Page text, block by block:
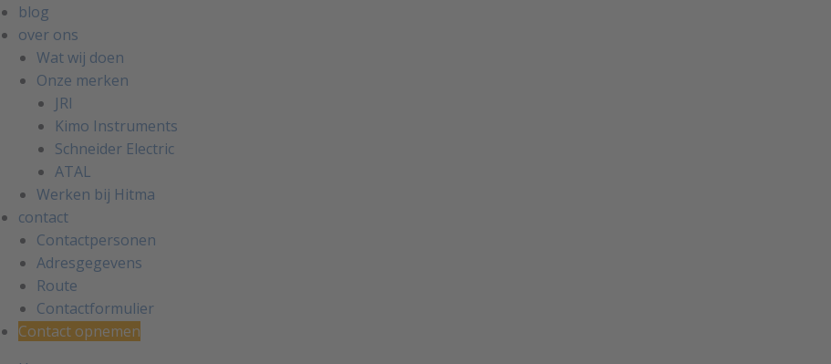
blog
over ons
Wat wij doen
Onze merken
JRI
Kimo Instruments
Schneider Electric
ATAL
Werken bij Hitma
contact
Contactpersonen
Adresgegevens
Route
Contactformulier
Contact opnemen